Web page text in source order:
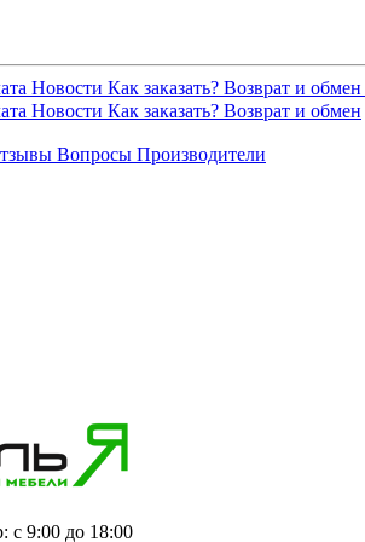
Новости Как заказать? Возврат и обмен
Новости Как заказать? Возврат и обмен
Вопросы Производители
с 9:00 до 18:00